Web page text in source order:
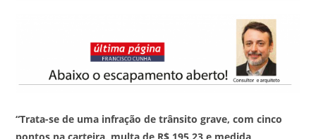
“Trata-se de uma infração de trânsito grave, com cinco